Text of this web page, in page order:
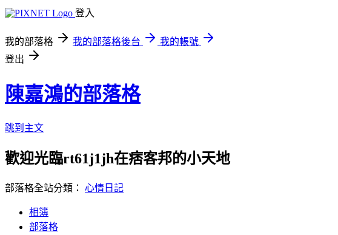
登入
我的部落格 我的部落格後台
我的帳號
登出
陳嘉鴻的部落格
跳到主文
歡迎光臨rt61j1jh在痞客邦的小天地
部落格全站分類： 心情日記
相簿
部落格